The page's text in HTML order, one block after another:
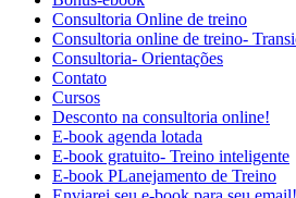
Consultoria Online de treino
Consultoria online de treino-
Consultoria- Orientações
Contato
Cursos
Desconto na consultoria online!
E-book agenda lotada
E-book gratuito- Treino inteligente
E-book PLanejamento de Treino